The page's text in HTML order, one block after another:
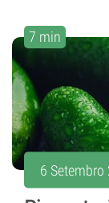
7 min
6 Setembro